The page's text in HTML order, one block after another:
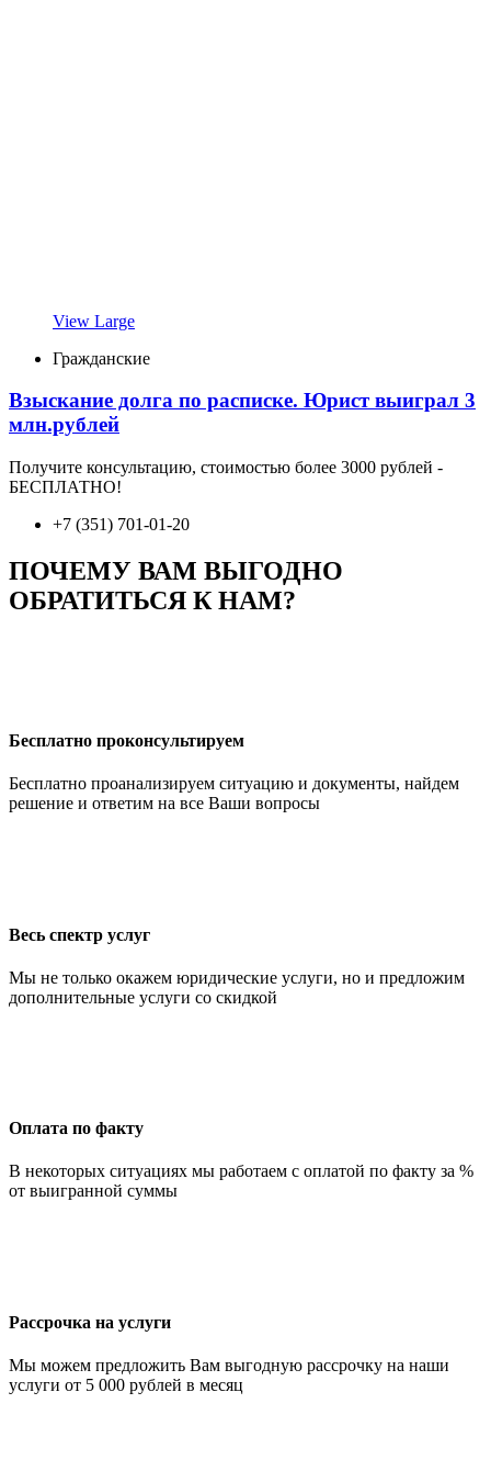
View Large
Гражданские
Взыскание долга по расписке. Юрист выиграл 3
млн.рублей
Получите консультацию, стоимостью более 3000 рублей -
БЕСПЛАТНО!
+7 (351) 701-01-20
ПОЧЕМУ ВАМ ВЫГОДНО
ОБРАТИТЬСЯ К НАМ?
Бесплатно проконсультируем
Бесплатно проанализируем ситуацию и документы, найдем
решение и ответим на все Ваши вопросы
Весь спектр услуг
Мы не только окажем юридические услуги, но и предложим
дополнительные услуги со скидкой
Оплата по факту
В некоторых ситуациях мы работаем с оплатой по факту за %
от выигранной суммы
Рассрочка на услуги
Мы можем предложить Вам выгодную рассрочку на наши
услуги от 5 000 рублей в месяц